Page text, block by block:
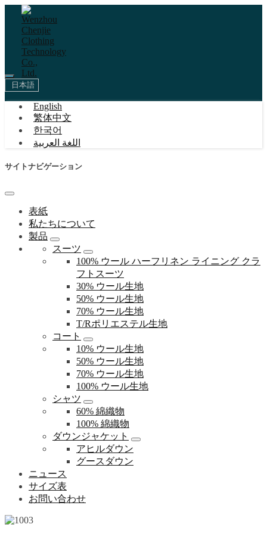
日本語
English
繁体中文
한국어
اللغة العربية
サイトナビゲーション
表紙
私たちについて
製品
スーツ
100% ウール ハーフリネン ライニング クラ
フトスーツ
30% ウール生地
50% ウール生地
70% ウール生地
T/Rポリエステル生地
コート
10% ウール生地
50% ウール生地
70% ウール生地
100% ウール生地
シャツ
60% 綿織物
100% 綿織物
ダウンジャケット
アヒルダウン
グースダウン
ニュース
サイズ表
お問い合わせ